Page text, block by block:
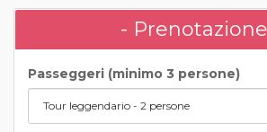
-
Passeggeri (minimo 3 persone)